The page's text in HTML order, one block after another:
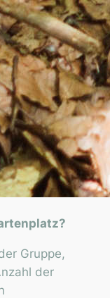
Gruppe,
der